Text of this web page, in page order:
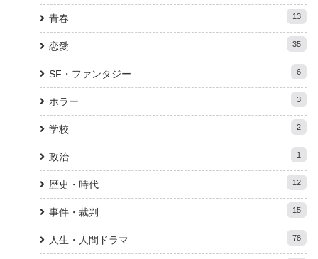
青春 13
恋愛 35
SF・ファンタジー 6
ホラー 3
学校 2
政治 1
歴史・時代 12
事件・裁判 15
人生・人間ドラマ 78